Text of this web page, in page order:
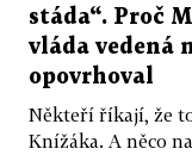
stáda“. Proč
vláda vedená
opovrhoval
Někteří říkají, že
Knížáka. A něco